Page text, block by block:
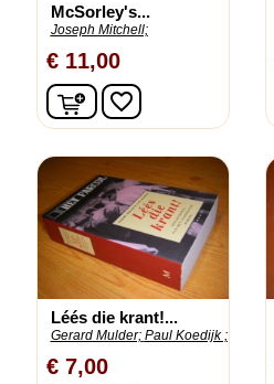
McSorley's...
Joseph Mitchell;
€ 11,00
In winkelwagen
favorite_border
Léés die krant!...
Gerard Mulder; Paul Koedijk ;
€ 7,00